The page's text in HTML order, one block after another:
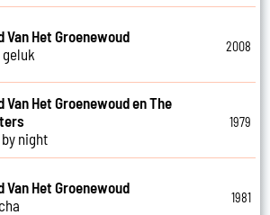
Van Het Groenewoud
geluk
2008
Van Het Groenewoud en The
night
1979
Van Het Groenewoud
1981